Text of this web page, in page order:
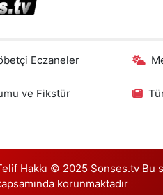
Eczaneler
ve Fikstür
Hakkı © 2025 Sonses.tv Bu
korunmaktadır